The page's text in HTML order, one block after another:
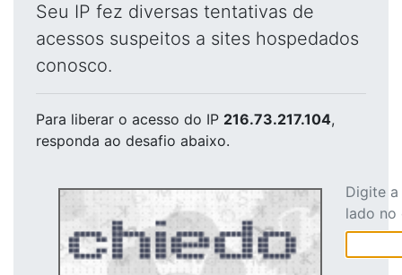
Seu IP fez diversas tentativas de
acessos suspeitos a sites hospedados
conosco.
Para liberar o acesso do IP 216.73.217.104,
responda ao desafio abaixo.
Digite
lado no